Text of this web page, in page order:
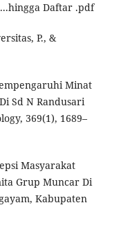
Daftar .pdf
P., &
Minat
Sd N Randusari
369(1), 1689–
Masyarakat
Grup Muncar Di
Kabupaten